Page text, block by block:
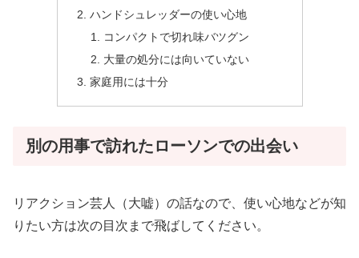
ハンドシュレッダーの使い心地
コンパクトで切れ味バツグン
大量の処分には向いていない
家庭用には十分
別の用事で訪れたローソンでの出会い
リアクション芸人（大嘘）の話なので、使い心地などが知
りたい方は次の目次まで飛ばしてください。